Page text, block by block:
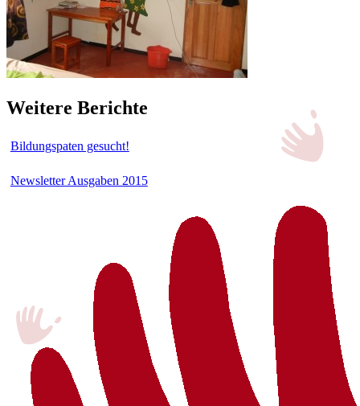
Weitere Berichte
Bildungspaten gesucht!
Newsletter Ausgaben 2015